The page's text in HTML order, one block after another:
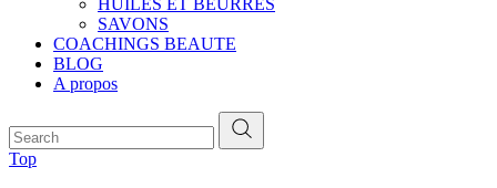
HUILES ET BEURRES
SAVONS
COACHINGS BEAUTE
BLOG
A propos
Top